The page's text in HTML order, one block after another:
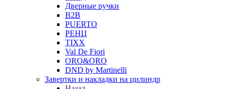
Дверные ручки
B2B
PUERTO
РЕНЦ
TIXX
Val De Fiori
ORO&ORO
DND by Martinelli
Завертки и накладки на цилиндр